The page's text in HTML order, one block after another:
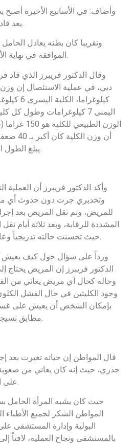
وأضاف: في الأسابيع الأخيرة
يعد قادرا على المشي ولا التنفس.
وتقريبا كان بطنه يعادل
الموافقة في نهاية الأمر على استئصال الكليتين.
وقال الدكتور فريبرز الذي
الوزن
أن وزن
وأكد الدكتور فريبرز أن
وتخديري جرت دون حدوث أي
للمريض، وتم نقل المريض بعد
المشددة للرقابة، وبعد ثلاثة أيام
حيث تحسنت حالته تدريجياً وعاد لممارسة حياته الطبيعية.
ورداً على سؤال حول كيف يعيش
الدكتور فريبرز إن المريض
وحاله كحال أي مريض يعاني من
وجود الكليتين في حال الفشل
بإمكان الشخص أن يعيش على غسل
مطابق نسيجياً للمريض وزارعة كلية له.
قال المواطن إن حياته تغيرت بعد
جذري، حيث إنه كان يعاني من
حيث كان يشبه المرأة الحامل
المواطن الشكر لجميع
البولية وإدارة المستشفى
بالمستشفى ونجاح العملية، لافتاً